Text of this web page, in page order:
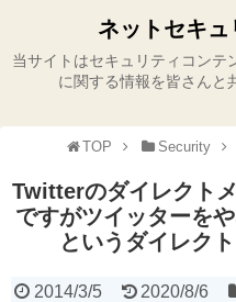
ネットセキ
当サイトはセキュリティコンテ
に関する情報を皆さんと
TOP Security
Twitterのダイレクト
ですがツイッターを
というダイレク
2014/3/5 2020/8/6